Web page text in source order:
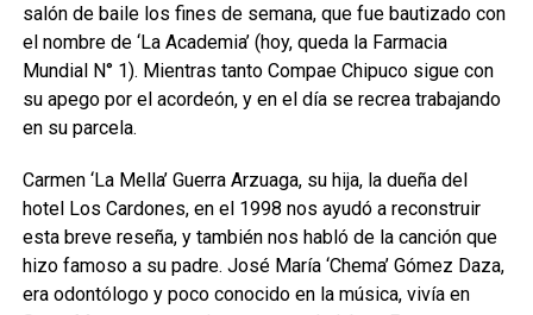
salón de baile los fines de semana, que fue bautizado con
el nombre de ‘La Academia’ (hoy, queda la Farmacia
Mundial N° 1). Mientras tanto Compae Chipuco sigue con
su apego por el acordeón, y en el día se recrea trabajando
en su parcela.
Carmen ‘La Mella’ Guerra Arzuaga, su hija, la dueña del
hotel Los Cardones, en el 1998 nos ayudó a reconstruir
esta breve reseña, y también nos habló de la canción que
hizo famoso a su padre. José María ‘Chema’ Gómez Daza,
era odontólogo y poco conocido en la música, vivía en